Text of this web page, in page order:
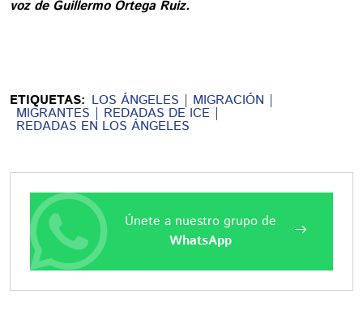
voz de Guillermo Ortega Ruiz.
ETIQUETAS: LOS ÁNGELES MIGRACIÓN
MIGRANTES REDADAS DE ICE
REDADAS EN LOS ÁNGELES
Únete a nuestro grupo de
WhatsApp